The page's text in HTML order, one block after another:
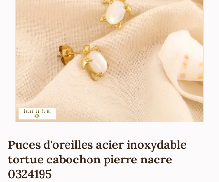
Puces d'oreilles acier inoxydable
tortue cabochon pierre nacre
0324195